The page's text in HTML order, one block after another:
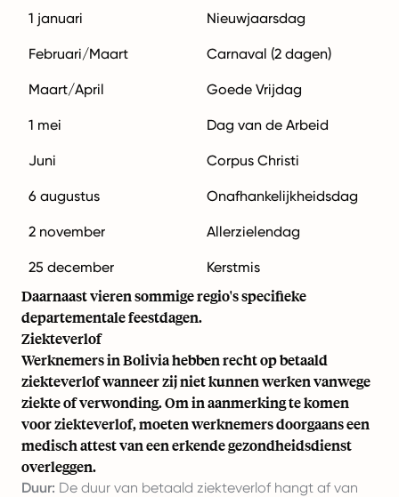
1 januari Nieuwjaarsdag
Februari/Maart Carnaval (2 dagen)
Maart/April Goede Vrijdag
1 mei Dag van de Arbeid
Juni Corpus Christi
6 augustus Onafhankelijkheidsdag
2 november Allerzielendag
25 december Kerstmis
Daarnaast vieren sommige regio's specifieke
departementale feestdagen.
Ziekteverlof
Werknemers in Bolivia hebben recht op betaald
ziekteverlof wanneer zij niet kunnen werken vanwege
ziekte of verwonding. Om in aanmerking te komen
voor ziekteverlof, moeten werknemers doorgaans een
medisch attest van een erkende gezondheidsdienst
overleggen.
Duur: De duur van betaald ziekteverlof hangt af van